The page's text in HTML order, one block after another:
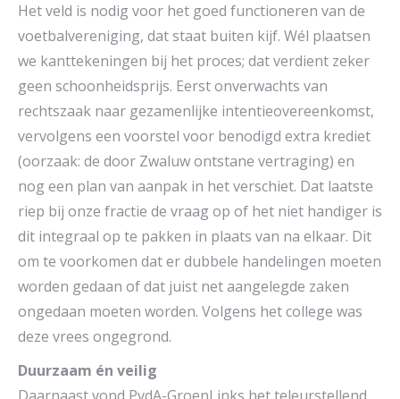
Het veld is nodig voor het goed functioneren van de
voetbalvereniging, dat staat buiten kijf. Wél plaatsen
we kanttekeningen bij het proces; dat verdient zeker
geen schoonheidsprijs. Eerst onverwachts van
rechtszaak naar gezamenlijke intentieovereenkomst,
vervolgens een voorstel voor benodigd extra krediet
(oorzaak: de door Zwaluw ontstane vertraging) en
nog een plan van aanpak in het verschiet. Dat laatste
riep bij onze fractie de vraag op of het niet handiger is
dit integraal op te pakken in plaats van na elkaar. Dit
om te voorkomen dat er dubbele handelingen moeten
worden gedaan of dat juist net aangelegde zaken
ongedaan moeten worden. Volgens het college was
deze vrees ongegrond.
Duurzaam én veilig